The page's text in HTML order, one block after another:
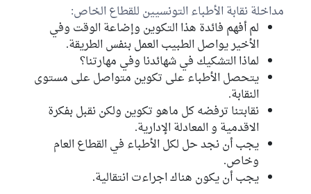
مداخلة نقابة الأطباء التونسيين للقطاع الخاص:
لم أفهم فائدة هذا التكوين وإضاعة الوقت وفي
الأخير يواصل الطبيب العمل بنفس الطريقة.
لماذا التشكيك في شهائدنا وفي مهارتنا؟
يتحصل الأطباء على تكوين متواصل على مستوى
النقابة.
نقابتنا ترفضه كل ماهو تكوين ولكن نقبل بفكرة
الاقدمية و المعادلة الإدارية.
يجب أن نجد حل لكل الأطباء في القطاع العام
وخاص.
يجب أن يكون هناك اجراءت انتقالية.